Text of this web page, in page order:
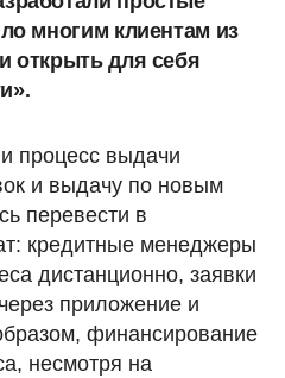
многим клиентам из
открыть для себя
процесс выдачи
и выдачу по новым
перевести в
кредитные менеджеры
дистанционно, заявки
приложение и
финансирование
несмотря на